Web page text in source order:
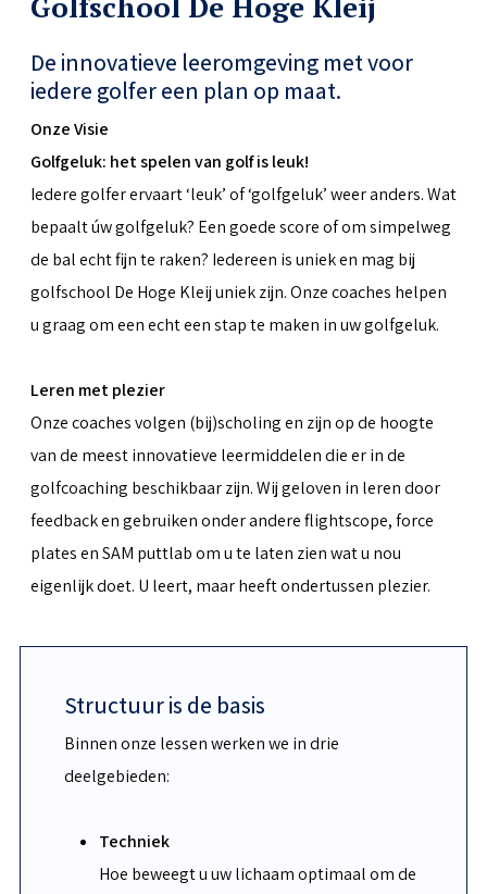
De innovatieve leeromgeving met voor
iedere golfer een plan op maat.
Onze Visie
Golfgeluk: het spelen van golf is leuk!
Iedere golfer ervaart ‘leuk’ of ‘golfgeluk’ weer anders. Wat
bepaalt úw golfgeluk? Een goede score of om simpelweg
de bal echt fijn te raken? Iedereen is uniek en mag bij
golfschool De Hoge Kleij uniek zijn. Onze coaches helpen
u graag om een echt een stap te maken in uw golfgeluk.
Leren met plezier
Onze coaches volgen (bij)scholing en zijn op de hoogte
van de meest innovatieve leermiddelen die er in de
golfcoaching beschikbaar zijn. Wij geloven in leren door
feedback en gebruiken onder andere flightscope, force
plates en SAM puttlab om u te laten zien wat u nou
eigenlijk doet. U leert, maar heeft ondertussen plezier.
Structuur is de basis
Binnen onze lessen werken we in drie
deelgebieden:
Techniek
Hoe beweegt u uw lichaam optimaal om de